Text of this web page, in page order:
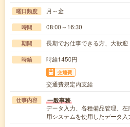
曜日頻度 月～金
時間 08:00～16:30
期間 長期でお仕事できる方、大歓迎
時給 時給1450円
交通費
交通費規定内支給
仕事内容 一般事務
データ入力、各種備品管理、
用システムを使用したデータ